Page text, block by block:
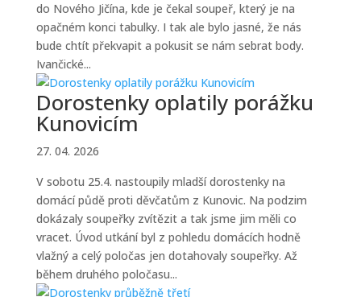
do Nového Jičína, kde je čekal soupeř, který je na
opačném konci tabulky. I tak ale bylo jasné, že nás
bude chtít překvapit a pokusit se nám sebrat body.
Ivančické...
Dorostenky oplatily porážku
Kunovicím
27. 04. 2026
V sobotu 25.4. nastoupily mladší dorostenky na
domácí půdě proti děvčatům z Kunovic. Na podzim
dokázaly soupeřky zvítězit a tak jsme jim měli co
vracet. Úvod utkání byl z pohledu domácích hodně
vlažný a celý poločas jen dotahovaly soupeřky. Až
během druhého poločasu...